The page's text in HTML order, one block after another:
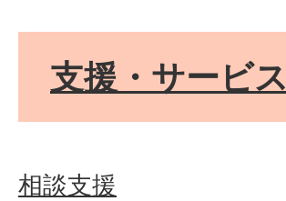
支援・サービス
相談支援